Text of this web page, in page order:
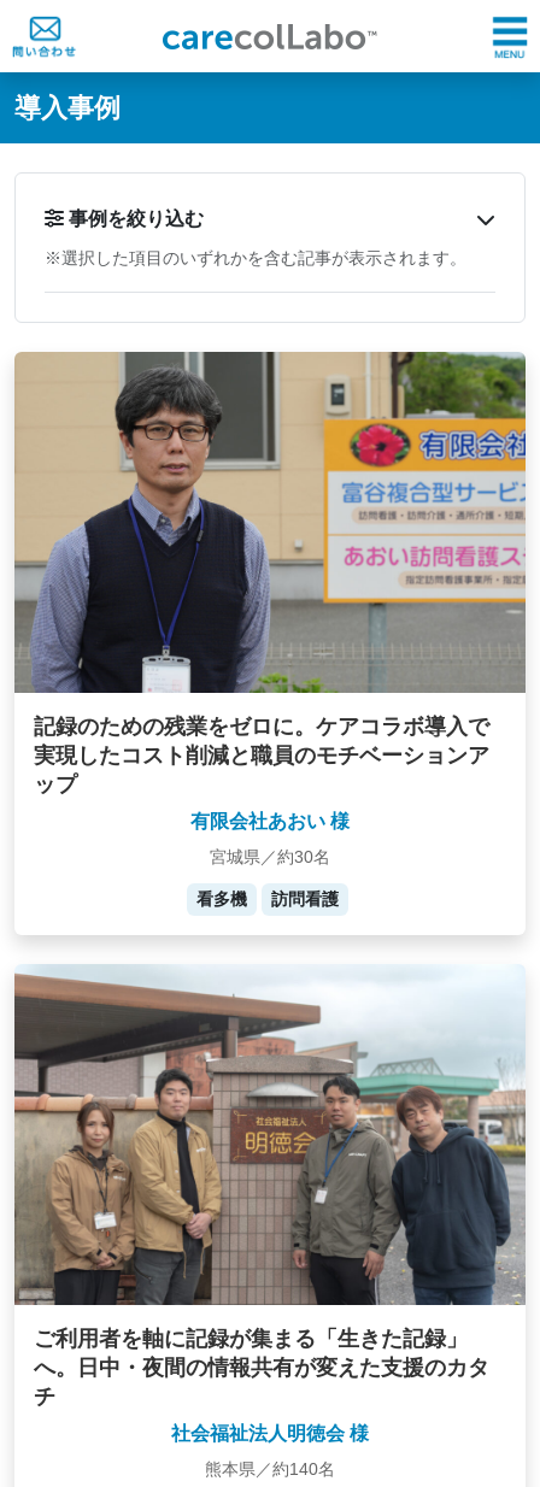
@ -0,0 +1,60 @@
導入事例
事例を絞り込む
※選択した項目のいずれかを含む記事が表示されます。
記録のための残業をゼロに。ケアコラボ導入で
実現したコスト削減と職員のモチベーションア
ップ
有限会社あおい 様
宮城県／約30名
看多機 訪問看護
ご利用者を軸に記録が集まる「生きた記録」
へ。日中・夜間の情報共有が変えた支援のカタ
チ
社会福祉法人明徳会 様
熊本県／約140名